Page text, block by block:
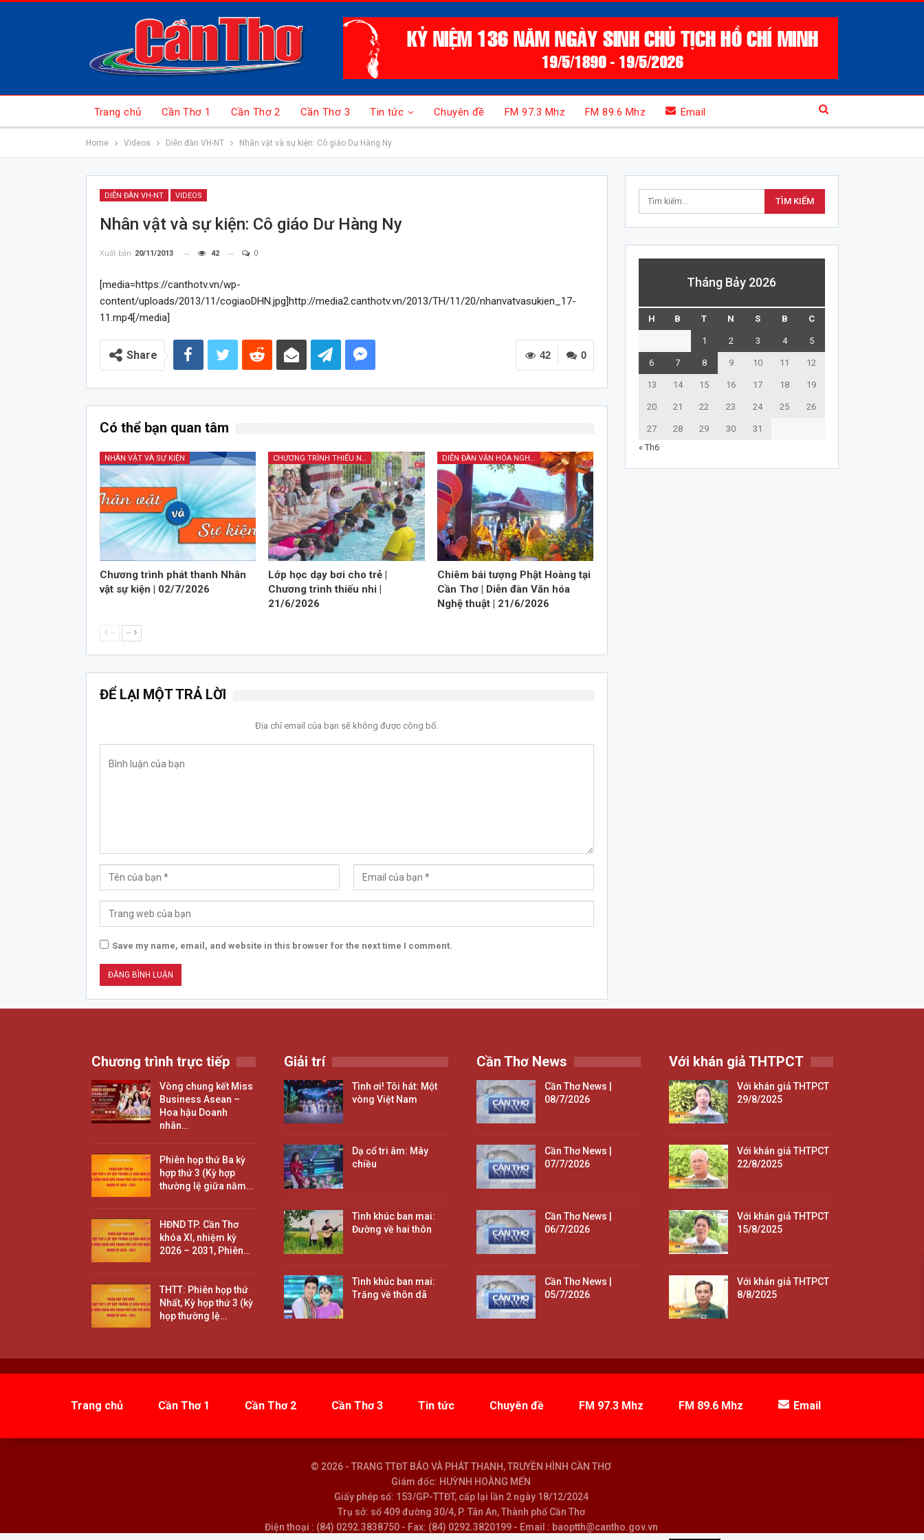
Trang chủ Cần Thơ 1 Cần Thơ 2 Cần Thơ 3 Tin tức Chuyên đề FM 97.3 Mhz FM 89.6 Mhz Email
Home Videos Diễn đàn VH-NT Nhân vật và sự kiện: Cô giáo Dư Hàng Ny
DIỄN ĐÀN VH-NT VIDEOS
Nhân vật và sự kiện: Cô giáo Dư Hàng Ny
Xuất bản 20/11/2013 42 0
[media=https://canthotv.vn/wp-
content/uploads/2013/11/cogiaoDHN.jpg]http://media2.canthotv.vn/2013/TH/11/20/nhanvatvasukien_17-
11.mp4[/media]
0
42
Share
Có thể bạn quan tâm
NHÂN VẬT VÀ SỰ KIỆN
Chương trình phát thanh Nhân
vật sự kiện | 02/7/2026
CHƯƠNG TRÌNH THIẾU NHI
Lớp học dạy bơi cho trẻ |
Chương trình thiếu nhi |
21/6/2026
DIỄN ĐÀN VĂN HÓA NGHỆ THUẬT
Chiêm bái tượng Phật Hoàng tại
Cần Thơ | Diễn đàn Văn hóa
Nghệ thuật | 21/6/2026
-- --
ĐỂ LẠI MỘT TRẢ LỜI
Địa chỉ email của bạn sẽ không được công bố.
Save my name, email, and website in this browser for the next time I comment.
Tháng Bảy 2026
H B T N S B C
1 2 3 4 5
6 7 8 9 10 11 12
13 14 15 16 17 18 19
20 21 22 23 24 25 26
27 28 29 30
31
« Th6
Chương trình trực tiếp
Vòng chung kết Miss
Business Asean –
Hoa hậu Doanh
nhân…
Phiên họp thứ Ba kỳ
hợp thứ 3 (Kỳ hợp
thường lệ giữa năm…
HĐND TP. Cần Thơ
khóa XI, nhiệm kỳ
2026 – 2031, Phiên…
THTT: Phiên họp thứ
Nhất, Kỳ họp thứ 3 (kỳ
họp thường lệ…
Giải trí
Tình ơi! Tôi hát: Một
vòng Việt Nam
Dạ cổ tri âm: Mây
chiều
Tình khúc ban mai:
Đường về hai thôn
Tình khúc ban mai:
Trăng về thôn dã
Cần Thơ News
Cần Thơ News |
08/7/2026
Cần Thơ News |
07/7/2026
Cần Thơ News |
06/7/2026
Cần Thơ News |
05/7/2026
Với khán giả THTPCT
Với khán giả THTPCT
29/8/2025
Với khán giả THTPCT
22/8/2025
Với khán giả THTPCT
15/8/2025
Với khán giả THTPCT
8/8/2025
Trang chủ Cần Thơ 1 Cần Thơ 2 Cần Thơ 3 Tin tức Chuyên đề FM 97.3 Mhz FM 89.6 Mhz Email
© 2026 - TRANG TTĐT BÁO VÀ PHÁT THANH, TRUYỀN HÌNH CẦN THƠ
Giám đốc: HUỲNH HOÀNG MẾN
Giấy phép số: 153/GP-TTĐT, cấp lại lần 2 ngày 18/12/2024
Trụ sở: số 409 đường 30/4, P. Tân An, Thành phố Cần Thơ
Điện thoại : (84) 0292.3838750 - Fax: (84) 0292.3820199 - Email : baoptth@cantho.gov.vn